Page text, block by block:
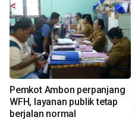
Pemkot Ambon perpanjang
WFH, layanan publik tetap
berjalan normal